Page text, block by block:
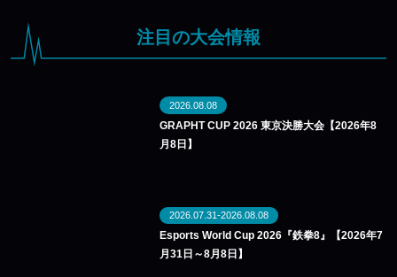
注目の大会情報
2026.08.08
GRAPHT CUP 2026 東京決勝大会【2026年8
月8日】
2026.07.31-2026.08.08
Esports World Cup 2026『鉄拳8』【2026年7
月31日～8月8日】